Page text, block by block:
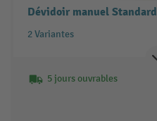
Dévidoir manuel Standard
2 Variantes
5 jours ouvrables